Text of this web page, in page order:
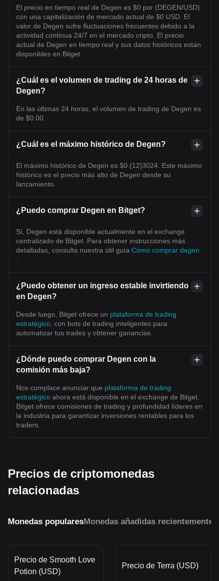
El precio en tiempo real de Degen es $0 por (DEGEN/USD)
con una capitalización de mercado actual de $0 USD. El
valor de Degen sufre fluctuaciones frecuentes debido a la
actividad continua 24/7 en el mercado cripto. El precio
actual de Degen en tiempo real y sus datos históricos están
disponibles en Bitget.
¿Cuál es el volumen de trading de 24 horas de
Degen?
En las últimas 24 horas, el volumen de trading de Degen es
de $0.00.
¿Cuál es el máximo histórico de Degen?
El máximo histórico de Degen es $0.{12}3024. Este máximo
histórico es el precio más alto de Degen desde su
lanzamiento.
¿Puedo comprar Degen en Bitget?
Sí, Degen está disponible actualmente en el exchange
centralizado de Bitget. Para obtener instrucciones más
detalladas, consulta nuestra útil guía Cómo comprar degen
¿Puedo obtener un ingreso estable invirtiendo
en Degen?
Desde luego, Bitget ofrece un plataforma de trading
estratégico , con bots de trading inteligentes para
automatizar tus trades y obtener ganancias.
¿Dónde puedo comprar Degen con la
comisión más baja?
Nos complace anunciar que plataforma de trading
estratégico ahora está disponible en el exchange de Bitget.
Bitget ofrece comisiones de trading y profundidad líderes en
la industria para garantizar inversiones rentables para los
traders.
Precios de criptomonedas
relacionadas
Monedas popularesMonedas añadidas recientemente
Precio de Smooth Love
Potion (USD)
Precio de Terra (USD)